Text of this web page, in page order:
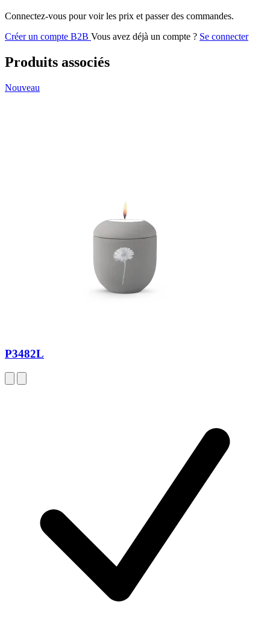
Connectez-vous pour voir les prix et passer des commandes.
Créer un compte B2B Vous avez déjà un compte ? Se connecter
Produits associés
Nouveau
P3482L